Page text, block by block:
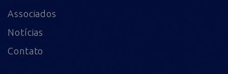
Associados
Notícias
Contato